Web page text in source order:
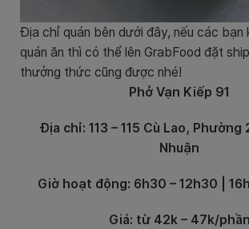
Địa chỉ quán bên dưới đây, nếu các bạn
quán ăn thì có thể lên GrabFood đặt
thưởng thức cũng được nhé!
Phở Vạn Kiếp 91
Địa chỉ: 113 – 115 Cù Lao, Phường
Nhuận
Giờ hoạt động: 6h30 – 12h30 |
Giá: từ 42k – 47k/phần